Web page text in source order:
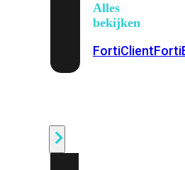
Alles
bekijken
FortiClient